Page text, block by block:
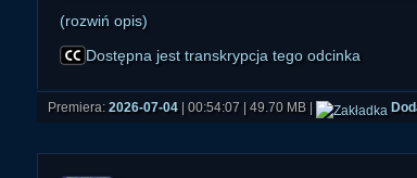
START 00:00:00
Wstęp 00:01:00
00:02:15
02) Druga obserwacja UFO w rejonie ul.
(rozwiń opis)
Dostępna jest transkrypcja tego odcinka
Premiera: 2026-07-04 | 00:54:07 | 49.70 MB |